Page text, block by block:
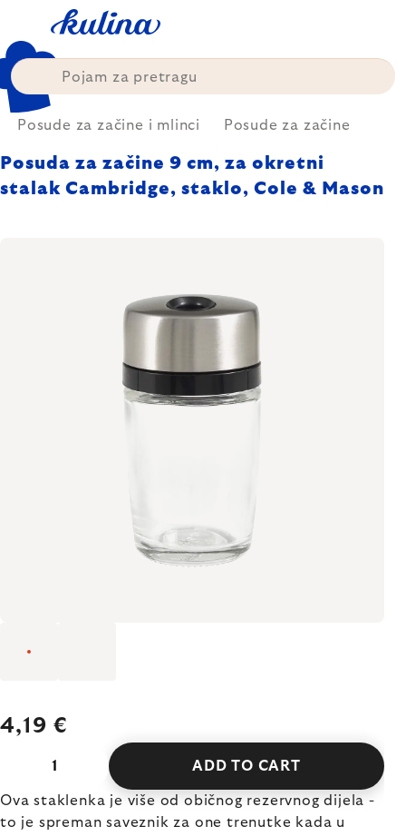
content
Posude za začine i mlinci Posude za začine
Posuda za začine 9 cm, za okretni
stalak Cambridge, staklo, Cole & Mason
4,19 €
ADD TO CART
Ova staklenka je više od običnog rezervnog dijela -
to je spreman saveznik za one trenutke kada u